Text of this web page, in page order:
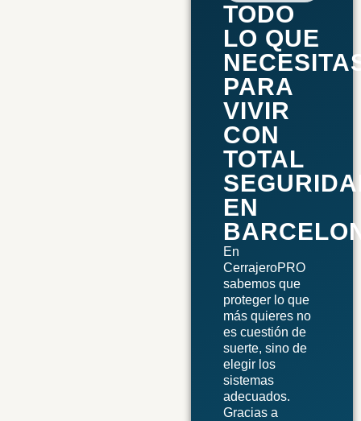
TODO
LO QUE
PARA
VIVIR
CON
TOTAL
EN
En
CerrajeroPRO
sabemos que
proteger lo que
más quieres no
es cuestión de
suerte, sino de
elegir los
sistemas
adecuados.
Gracias a